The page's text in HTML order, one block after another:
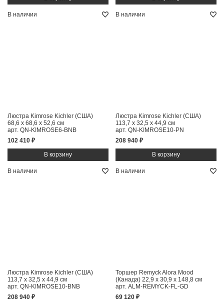
В наличии
Люстра Kimrose Kichler (США)
68,6 x 68,6 x 52,6 см
арт. QN-KIMROSE6-BNB
102 410 ₽
В наличии
Люстра Kimrose Kichler (США)
113,7 x 32,5 x 44,9 см
арт. QN-KIMROSE10-PN
208 940 ₽
В наличии
Люстра Kimrose Kichler (США)
113,7 x 32,5 x 44,9 см
арт. QN-KIMROSE10-BNB
208 940 ₽
В наличии
Торшер Remyck Alora Mood
(Канада) 22,9 x 30,9 x 148,8 см
арт. ALM-REMYCK-FL-GD
69 120 ₽